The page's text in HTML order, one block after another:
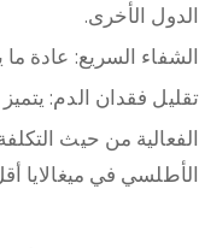
الدول الأخرى.
الشفاء السريع: عادة
تقليل فقدان الدم:
الفعالية من حيث
الأطلسي في ميغالايا